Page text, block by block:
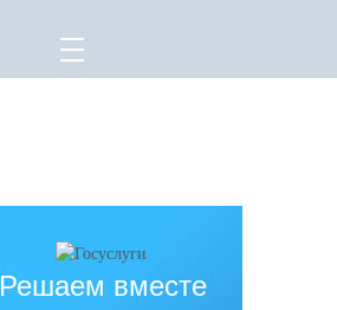
Решаем вместе